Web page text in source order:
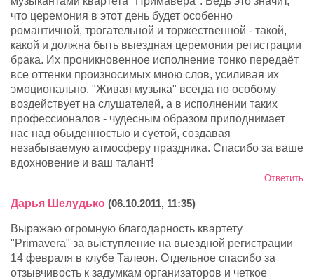
что церемония в этот день будет особенно
романтичной, трогательной и торжественной - такой,
какой и должна быть выездная церемония регистрации
брака. Их проникновенное исполнение тонко передаёт
все оттенки произносимых мною слов, усиливая их
эмоционально. "Живая музыка" всегда по особому
воздействует на слушателей, а в исполнении таких
профессионалов - чудесным образом приподнимает
нас над обыденностью и суетой, создавая
незабываемую атмосферу праздника. Спасибо за ваше
вдохновение и ваш талант!
Ответить
Дарья Шелудько (06.10.2011, 11:35)
Выражаю огромную благодарность квартету
"Primavera" за выступление на выездной регистрации
14 февраля в клубе Талеон. Отдельное спасибо за
отзывчивость к задумкам организаторов и четкое